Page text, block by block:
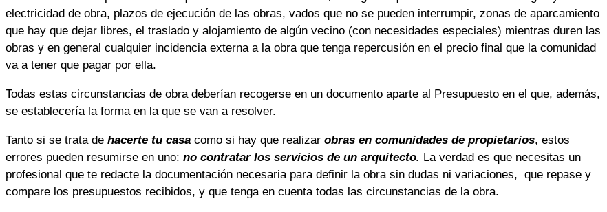
electricidad de obra, plazos de ejecución de las obras, vados que no se pueden interrumpir, zonas de aparcamiento
que hay que dejar libres, el traslado y alojamiento de algún vecino (con necesidades especiales) mientras duren las
obras y en general cualquier incidencia externa a la obra que tenga repercusión en el precio final que la comunidad
va a tener que pagar por ella.
Todas estas circunstancias de obra deberían recogerse en un documento aparte al Presupuesto en el que, además,
se establecería la forma en la que se van a resolver.
Tanto si se trata de hacerte tu casa como si hay que realizar obras en comunidades de propietarios, estos
errores pueden resumirse en uno: no contratar los servicios de un arquitecto. La verdad es que necesitas un
profesional que te redacte la documentación necesaria para definir la obra sin dudas ni variaciones, que repase y
compare los presupuestos recibidos, y que tenga en cuenta todas las circunstancias de la obra.